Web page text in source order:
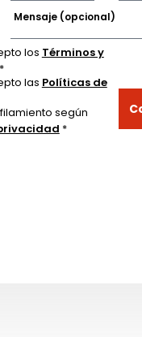
Mensaje (opcional)
los Términos y
las Políticas de
según
*